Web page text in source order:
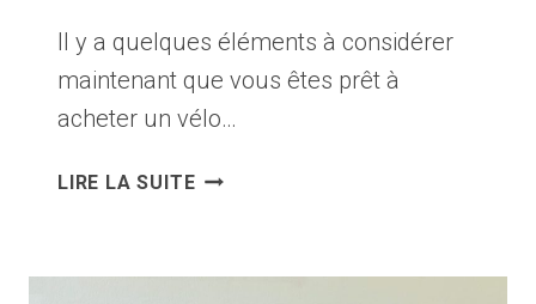
Il y a quelques éléments à considérer
maintenant que vous êtes prêt à
acheter un vélo…
LIRE LA SUITEÊTES-